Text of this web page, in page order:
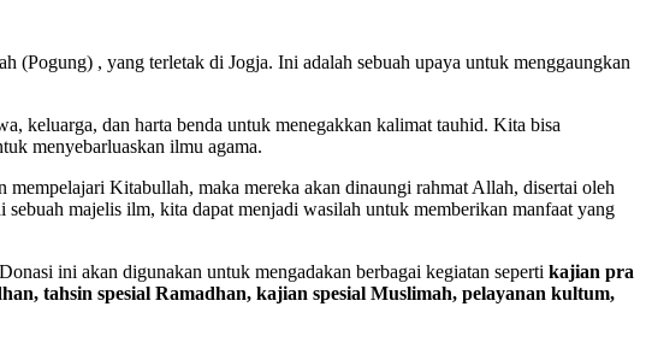
, yang terletak di Jogja. Ini adalah sebuah upaya untuk menggaungkan
keluarga, dan harta benda untuk menegakkan kalimat tauhid. Kita bisa
menyebarluaskan ilmu agama.
Kitabullah, maka mereka akan dinaungi rahmat Allah, disertai oleh
majelis ilm, kita dapat menjadi wasilah untuk memberikan manfaat yang
ini akan digunakan untuk mengadakan berbagai kegiatan seperti kajian pra
tahsin spesial Ramadhan, kajian spesial Muslimah, pelayanan kultum,